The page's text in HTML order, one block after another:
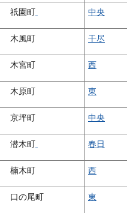
祇園町 中央
木風町 干尽
木宮町 西
木原町 東
京坪町 中央
潜木町 春日
楠木町 西
口の尾町 東